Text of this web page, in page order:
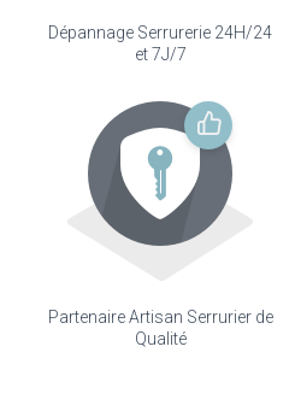
Dépannage Serrurerie 24H/24
et 7J/7
Partenaire Artisan Serrurier de
Qualité